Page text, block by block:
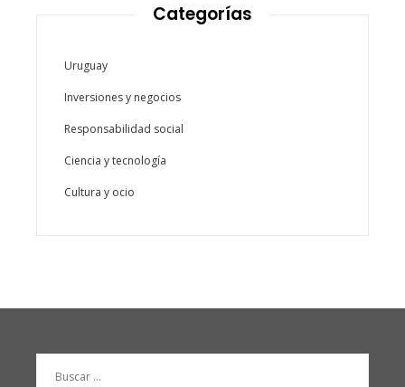
Categorías
Uruguay
Inversiones y negocios
Responsabilidad social
Ciencia y tecnología
Cultura y ocio